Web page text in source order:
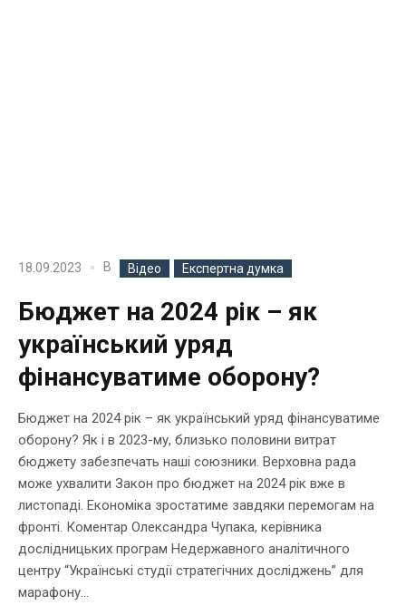
18.09.2023 В Відео Експертна думка
Бюджет на 2024 рік – як
український уряд
фінансуватиме оборону?
Бюджет на 2024 рік – як український уряд фінансуватиме
оборону? Як і в 2023-му, близько половини витрат
бюджету забезпечать наші союзники. Верховна рада
може ухвалити Закон про бюджет на 2024 рік вже в
листопаді. Економіка зростатиме завдяки перемогам на
фронті. Коментар Олександра Чупака, керівника
дослідницьких програм Недержавного аналітичного
центру “Українські студії стратегічних досліджень” для
марафону...